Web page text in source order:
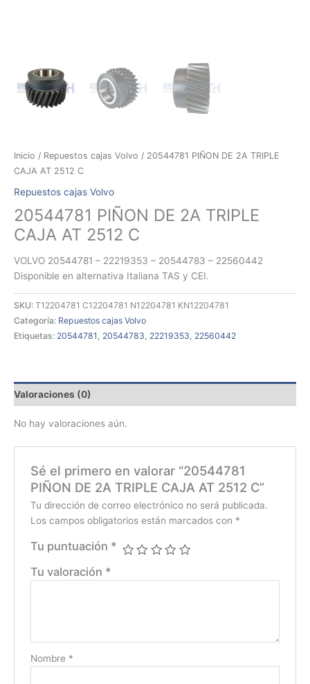
Inicio / Repuestos cajas Volvo / 20544781 PIÑON DE 2A TRIPLE
CAJA AT 2512 C
Repuestos cajas Volvo
20544781 PIÑON DE 2A TRIPLE
CAJA AT 2512 C
VOLVO 20544781 – 22219353 – 20544783 – 22560442
Disponible en alternativa Italiana TAS y CEI.
SKU: T12204781 C12204781 N12204781 KN12204781
Categoría: Repuestos cajas Volvo
Etiquetas: 20544781 , 20544783, 22219353, 22560442
Valoraciones (0)
No hay valoraciones aún.
Sé el primero en valorar “20544781
PIÑON DE 2A TRIPLE CAJA AT 2512 C”
Tu dirección de correo electrónico no será publicada.
Los campos obligatorios están marcados con *
Tu puntuación *
Tu valoración *
Nombre *